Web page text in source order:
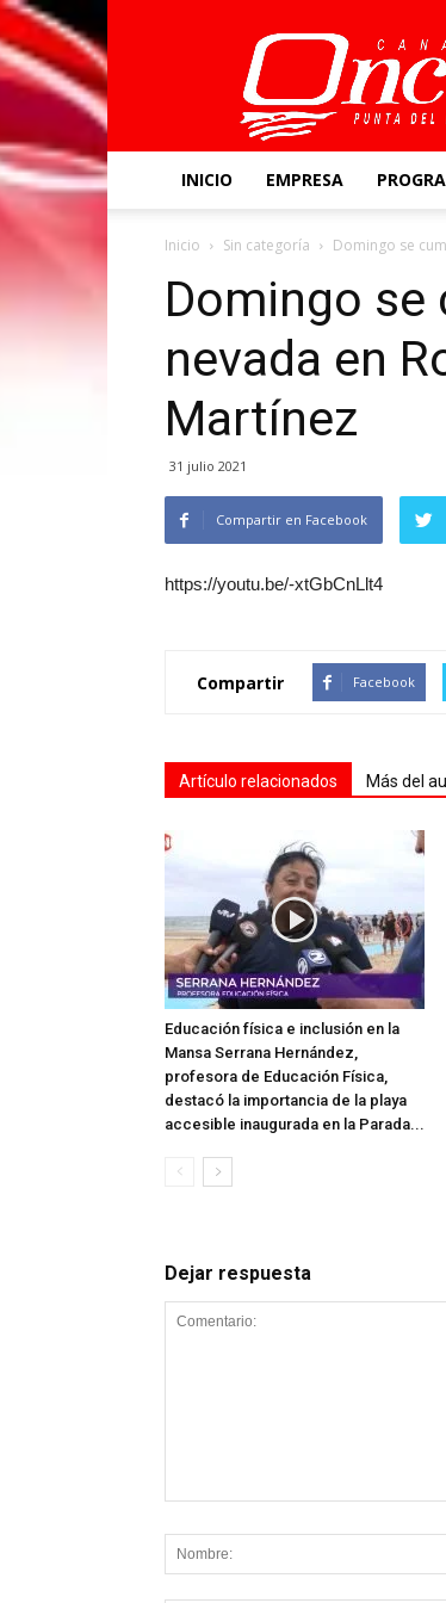
Canal
Once
INICIO EMPRESA
Inicio Sin categoría Domingo se
Domingo se
nevada en
Martínez
31 julio 2021
Compartir en Facebook
https://youtu.be/-xtGbCnLlt4
Compartir Facebook
Artículo relacionados Más del
Educación física e inclusión en la
Mansa Serrana Hernández,
profesora de Educación Física,
destacó la importancia de la playa
accesible inaugurada en la Parada...
Dejar respuesta